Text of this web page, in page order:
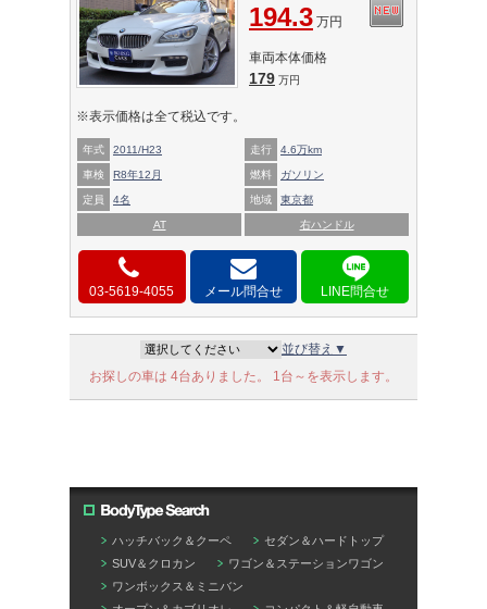
194.3 万円
車両本体価格
179 万円
※表示価格は全て税込です。
年式 2011/H23 走行 4.6万km
車検 R8年12月 燃料 ガソリン
定員 4名 地域 東京都
AT 右ハンドル
03-5619-4055 メール問合せ
並び替え▼
お探しの車は 4台ありました。 1台～を表示します。
ハッチバック＆クーペ
セダン＆ハードトップ
SUV＆クロカン
ワゴン＆ステーションワゴン
ワンボックス＆ミニバン